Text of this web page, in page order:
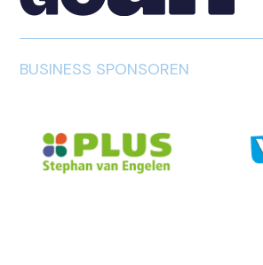
BUSINESS SPONSOREN